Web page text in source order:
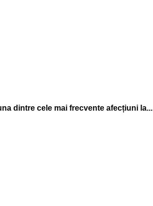
dintre cele mai frecvente afecțiuni la...